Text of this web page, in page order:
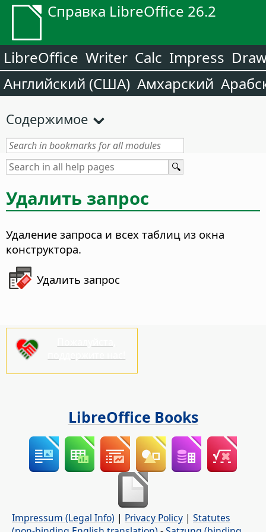
Справка LibreOffice 26.2
LibreOffice Writer Calc Impress
Английский (США) Амхарский
Содержимое
Удалить запрос
Удаление запроса и всех таблиц из окна
конструктора.
Удалить запрос
LibreOffice Books
Impressum (Legal Info) | Privacy Policy | Statutes